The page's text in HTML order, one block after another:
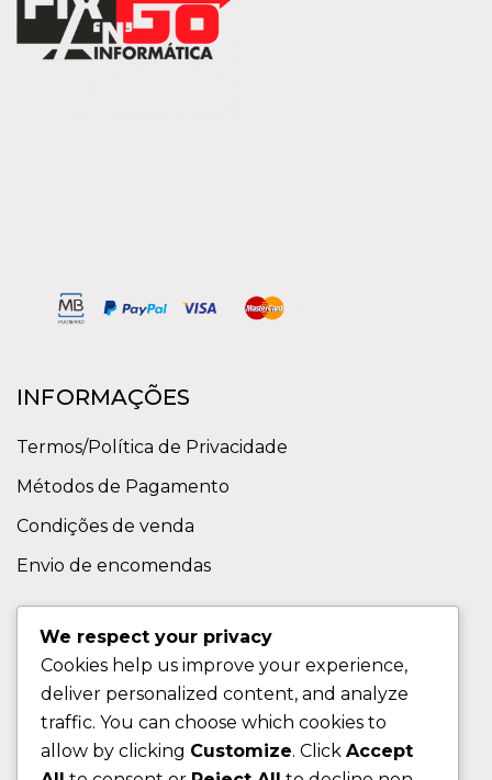
INFORMAÇÕES
Termos/Política de Privacidade
Métodos de Pagamento
Condições de venda
Envio de encomendas
Contactos
Sobre nos
FAQ (Perguntas Frequentes)
We respect your privacy
Cookies help us improve your experience,
deliver personalized content, and analyze
traffic. You can choose which cookies to
allow by clicking Customize. Click Accept